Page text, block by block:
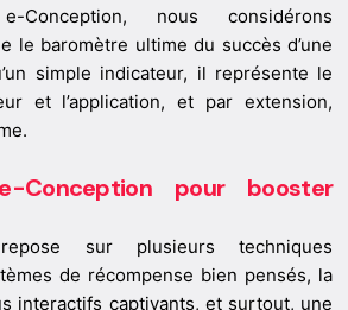
Conception, nous considérons
le baromètre ultime du succès d’une
simple indicateur, il représente le
et l’application, et par extension,
Conception pour booster
sur plusieurs techniques
de récompense bien pensés, la
interactifs captivants, et surtout, une